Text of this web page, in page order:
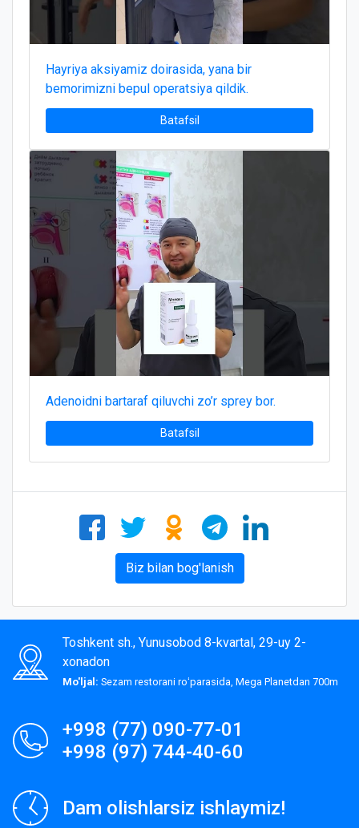
Hayriya aksiyamiz doirasida, yana bir
bemorimizni bepul operatsiya qildik.
Batafsil
Adenoidni bartaraf qiluvchi zo’r sprey bor.
Batafsil
Biz bilan bog'lanish
Toshkent sh., Yunusobod 8-kvartal, 29-uy 2-
xonadon
Mo'ljal: Sezam restorani roʻparasida, Mega Planetdan 700m
+998 (77) 090-77-01
+998 (97) 744-40-60
Dam olishlarsiz ishlaymiz!